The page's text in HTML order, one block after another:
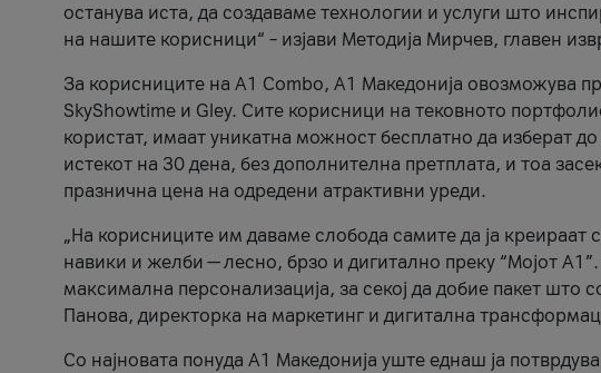
останува иста, да создаваме технологии и услуги што
на нашите корисници“ – изјави Методија Мирчев, главен
За корисниците на A1 Combo, А1 Македонија овозможува
SkyShowtime и Gley. Сите корисници на тековното
користат, имаат уникатна можност бесплатно да изберат
истекот на 30 дена, без дополнителна претплата, и тоа
празнична цена на одредени атрактивни уреди.
„На корисниците им даваме слобода самите да ја креираат
навики и желби — лесно, брзо и дигитално преку “Мојот
максимална персонализација, за секој да добие пакет што
Панова, директорка на маркетинг и дигитална
Со најновата понуда А1 Македонија уште еднаш ја